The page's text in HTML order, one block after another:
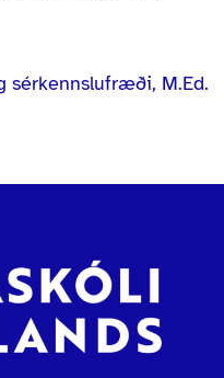
sérkennslufræði, M.Ed.